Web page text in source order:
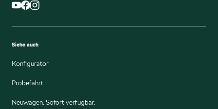
Siehe auch
Konfigurator
Probefahrt
Neuwagen. Sofort verfügbar.